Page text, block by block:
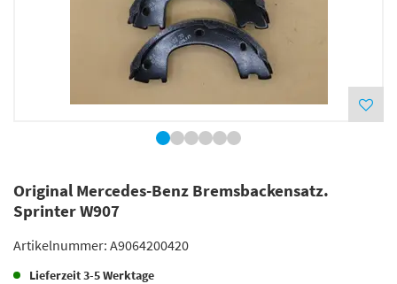
Original Mercedes-Benz Bremsbackensatz.
Sprinter W907
Artikelnummer: A9064200420
Lieferzeit3-5 Werktage